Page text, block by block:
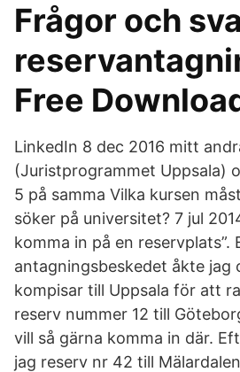
Frågor och
Free
LinkedIn 8 dec 2016 mitt
(Juristprogrammet Uppsala)
5 på samma Vilka kursen
söker på universitet? 7 jul
komma in på en reservplats”.
antagningsbeskedet åkte jag
kompisar till Uppsala för att
reserv nummer 12 till
vill så gärna komma in där.
jag reserv nr 42 till